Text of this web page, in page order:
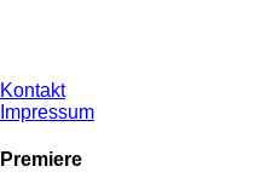
Kontakt
Impressum
Premiere